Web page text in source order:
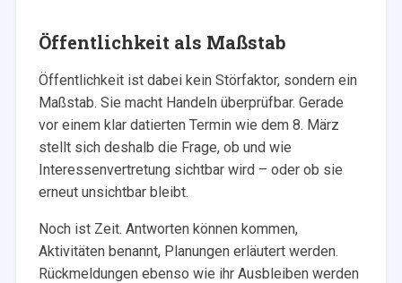
Öffentlichkeit als Maßstab
Öffentlichkeit ist dabei kein Störfaktor, sondern ein
Maßstab. Sie macht Handeln überprüfbar. Gerade
vor einem klar datierten Termin wie dem 8. März
stellt sich deshalb die Frage, ob und wie
Interessenvertretung sichtbar wird – oder ob sie
erneut unsichtbar bleibt.
Noch ist Zeit. Antworten können kommen,
Aktivitäten benannt, Planungen erläutert werden.
Rückmeldungen ebenso wie ihr Ausbleiben werden